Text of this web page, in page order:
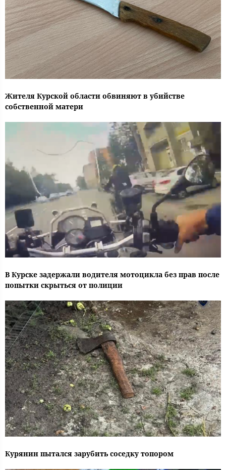
Жителя Курской области обвиняют в убийстве
собственной матери
В Курске задержали водителя мотоцикла без прав после
попытки скрыться от полиции
Курянин пытался зарубить соседку топором